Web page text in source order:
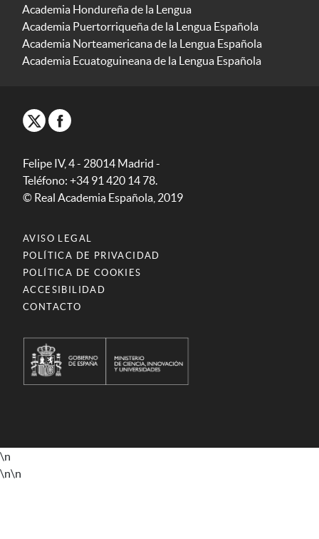
Academia Hondureña de la Lengua
Academia Puertorriqueña de la Lengua Española
Academia Norteamericana de la Lengua Española
Academia Ecuatoguineana de la Lengua Española
Felipe IV, 4 - 28014 Madrid -
Teléfono: +34 91 420 14 78.
© Real Academia Española, 2019
AVISO LEGAL
POLÍTICA DE PRIVACIDAD
POLÍTICA DE COOKIES
ACCESIBILIDAD
CONTACTO
\n
\n\n